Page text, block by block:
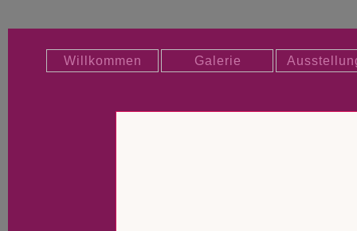
Willkommen Galerie